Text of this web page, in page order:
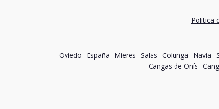
Política
Oviedo España Mieres Salas Colunga Navia
Cangas de Onís